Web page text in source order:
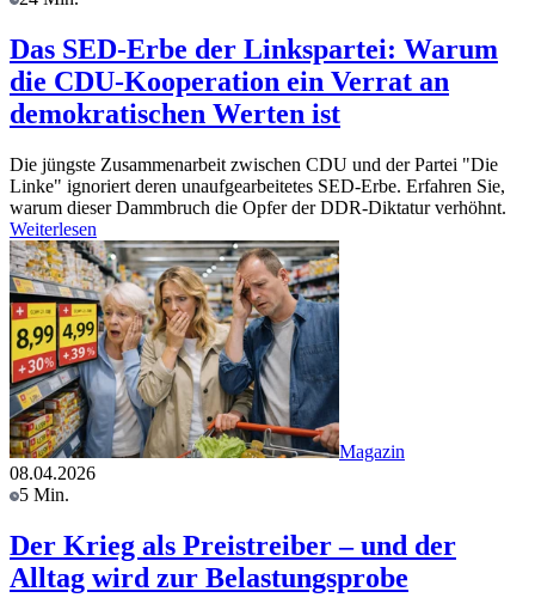
Das SED-Erbe der Linkspartei: Warum
die CDU-Kooperation ein Verrat an
demokratischen Werten ist
Die jüngste Zusammenarbeit zwischen CDU und der Partei "Die
Linke" ignoriert deren unaufgearbeitetes SED-Erbe. Erfahren Sie,
warum dieser Dammbruch die Opfer der DDR-Diktatur verhöhnt.
Weiterlesen
Magazin
08.04.2026
5 Min.
Der Krieg als Preistreiber – und der
Alltag wird zur Belastungsprobe